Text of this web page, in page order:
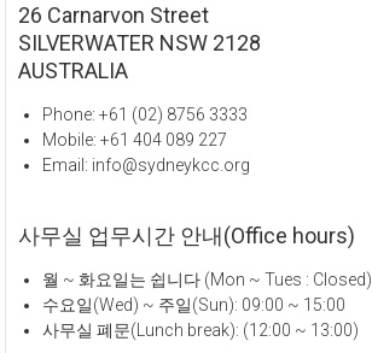
26 Carnarvon Street
SILVERWATER NSW 2128
AUSTRALIA
Phone: +61 (02) 8756 3333
Mobile: +61 404 089 227
Email: info@sydneykcc.org
사무실 업무시간 안내(Office hours)
월 ~ 화요일는 쉽니다 (Mon ~ Tues : Closed)
수요일(Wed) ~ 주일(Sun): 09:00 ~ 15:00
사무실 폐문(Lunch break): (12:00 ~ 13:00)